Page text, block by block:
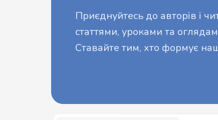
Приєднуйтесь до авторів і
статтями, уроками та
Ставайте тим, хто формує